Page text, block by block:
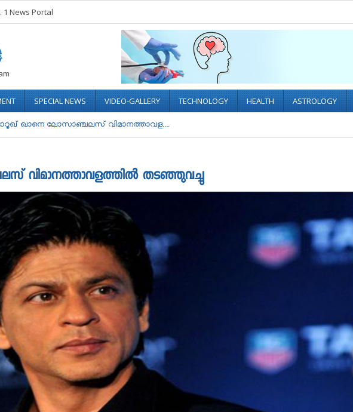
1 News Portal
SPECIAL NEWS VIDEO-GALLERY TECHNOLOGY HEALTH ASTROLOGY
ഖാനെ ലോസാഞ്ചലസ് വിമാനത്താവള....
വിമാനത്താവളത്തില്‍ തടഞ്ഞുവച്ചു